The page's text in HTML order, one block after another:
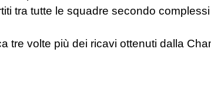
tra tutte le squadre secondo
tre volte più dei ricavi ottenuti dalla